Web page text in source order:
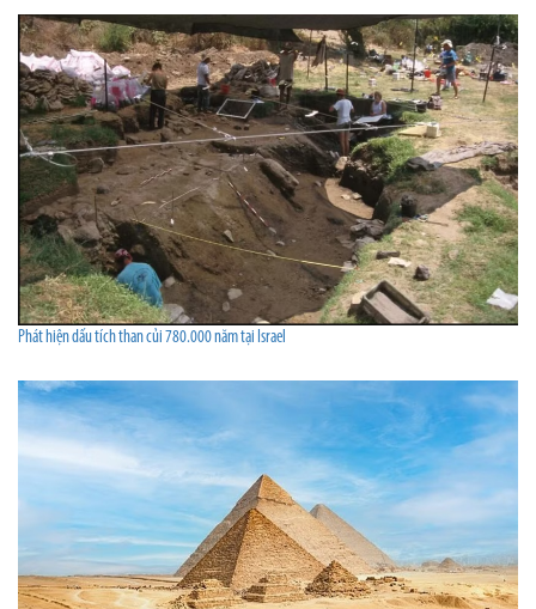
Phát hiện dấu tích than củi 780.000 năm tại Israel